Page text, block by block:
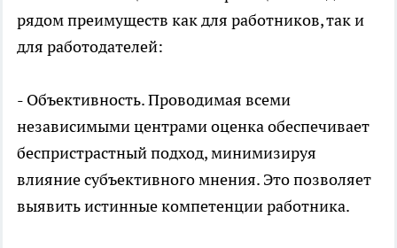
рядом преимуществ как для работников, так и
для работодателей:
- Объективность. Проводимая всеми
независимыми центрами оценка обеспечивает
беспристрастный подход, минимизируя
влияние субъективного мнения. Это позволяет
выявить истинные компетенции работника.